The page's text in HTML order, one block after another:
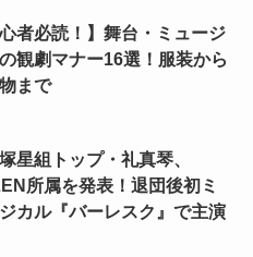
心者必読！】舞台・ミュージ
観劇マナー16選！服装から
まで
星組トップ・礼真琴、
所属を発表！退団後初ミ
カル『バーレスク』で主演